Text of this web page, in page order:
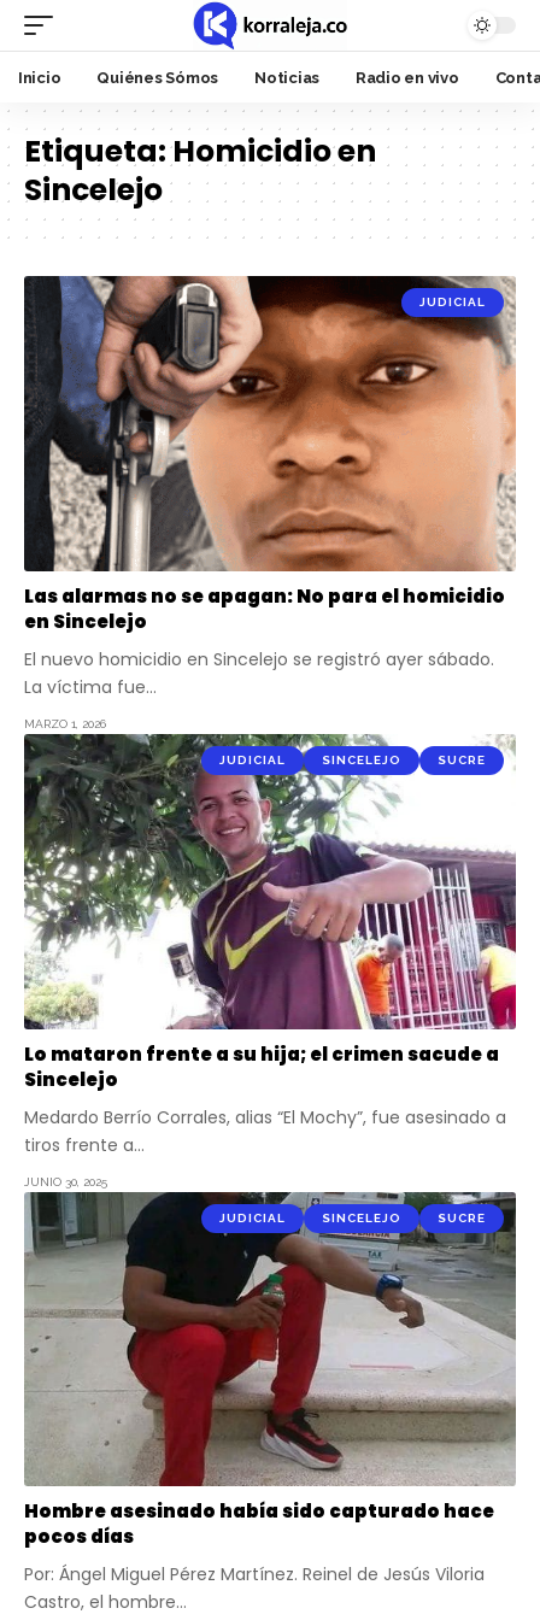
Inicio Quiénes Sómos Noticias Radio en vivo
Etiqueta:Homicidio en
Sincelejo
JUDICIAL
Las alarmas no se apagan: No para el homicidio
en Sincelejo
El nuevo homicidio en Sincelejo se registró ayer sábado.
La víctima fue…
MARZO 1, 2026
JUDICIAL SINCELEJO SUCRE
Lo mataron frente a su hija; el crimen sacude a
Sincelejo
Medardo Berrío Corrales, alias “El Mochy”, fue asesinado a
tiros frente a…
JUNIO 30, 2025
JUDICIAL SINCELEJO SUCRE
Hombre asesinado había sido capturado hace
pocos días
Por: Ángel Miguel Pérez Martínez. Reinel de Jesús Viloria
Castro, el hombre…